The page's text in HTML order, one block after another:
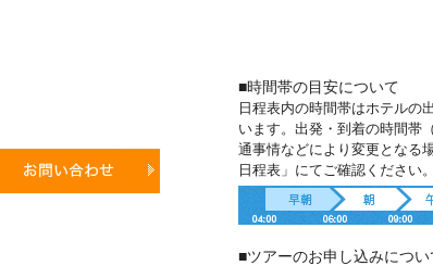
■時間帯の目安について
日程表内の時間帯はホテルの
います。出発・到着の時間帯
通事情などにより変更となる
日程表」にてご確認ください
■ツアーのお申し込みについ